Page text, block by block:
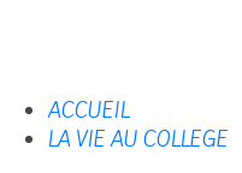
ACCUEIL
LA VIE AU COLLEGE